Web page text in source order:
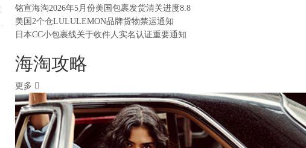
铭宣海淘2026年5月份美国包裹发货清关进度8.8
美国2个仓LULULEMON品牌货物禁运通知
日本CC小包裹线关于收件人实名认证重要通知
海淘攻略
更多